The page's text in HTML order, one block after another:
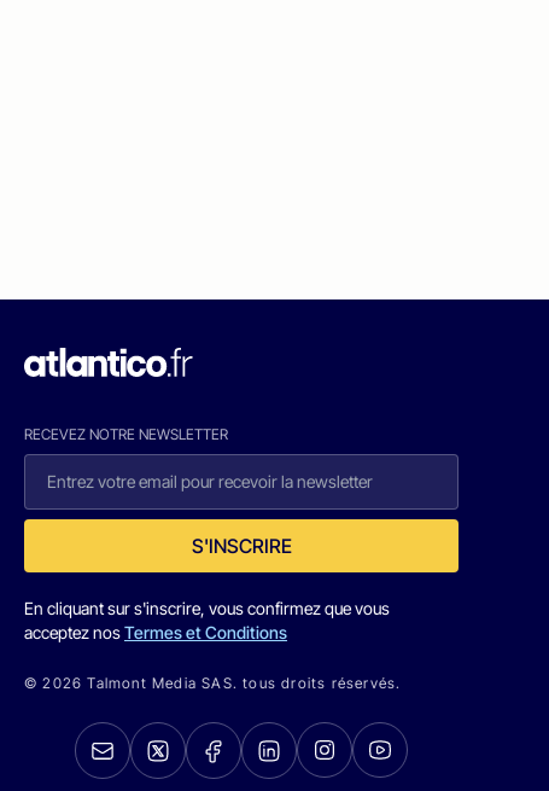
RECEVEZ NOTRE NEWSLETTER
S'INSCRIRE
En cliquant sur s'inscrire, vous confirmez que vous
acceptez nosTermes et Conditions
© 2026 Talmont Media SAS. tous droits réservés.